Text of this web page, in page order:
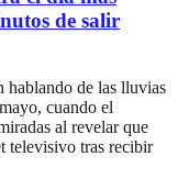
de salir
hablando de las lluvias
cuando el
al revelar que
televisivo tras recibir